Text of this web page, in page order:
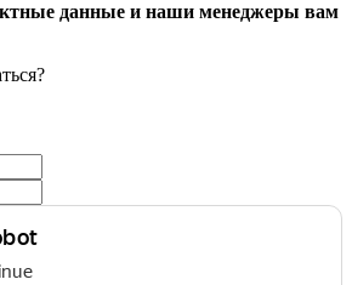
данные и наши менеджеры вам